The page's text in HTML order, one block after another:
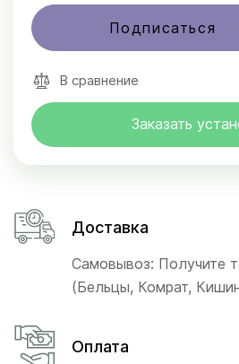
Подписаться
В сравнение
Заказать
Доставка
Самовывоз: Получите
(Бельцы, Комрат,
Оплата